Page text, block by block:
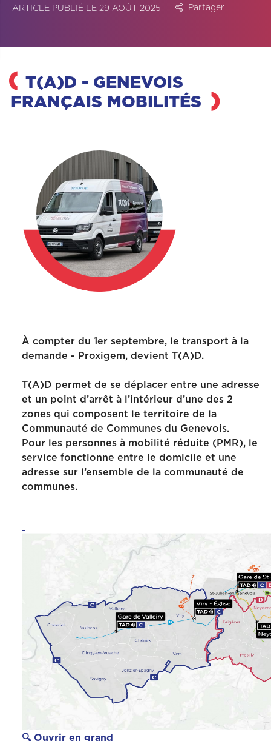
ARTICLE PUBLIÉ LE 29 AOÛT 2025
Partager
T(A)D - GENEVOIS
FRANÇAIS MOBILITÉS
À compter du 1er septembre, le transport à la
demande - Proxigem, devient T(A)D.
T(A)D permet de se déplacer entre une adresse
et un point d’arrêt à l’intérieur d’une des 2
zones qui composent le territoire de la
Communauté de Communes du Genevois.
Pour les personnes à mobilité réduite (PMR), le
service fonctionne entre le domicile et une
adresse sur l’ensemble de la communauté de
communes.
🔍 Ouvrir en grand